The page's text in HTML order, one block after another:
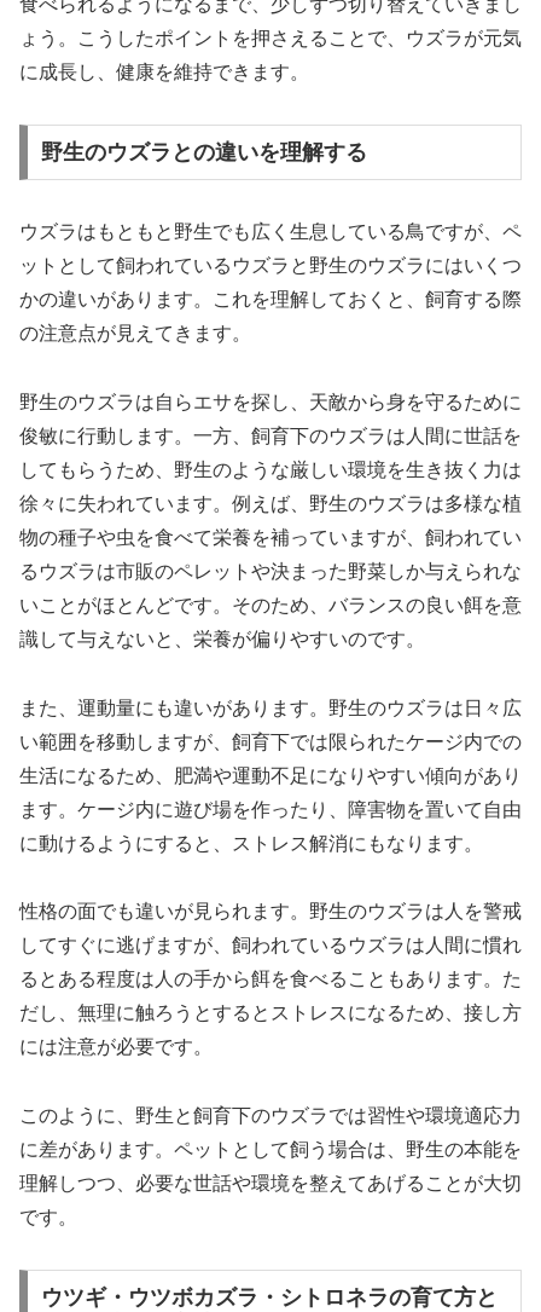
食べられるようになるまで、少しずつ切り替えていきまし
ょう。こうしたポイントを押さえることで、ウズラが元気
に成長し、健康を維持できます。
野生のウズラとの違いを理解する
ウズラはもともと野生でも広く生息している鳥ですが、ペ
ットとして飼われているウズラと野生のウズラにはいくつ
かの違いがあります。これを理解しておくと、飼育する際
の注意点が見えてきます。
野生のウズラは自らエサを探し、天敵から身を守るために
俊敏に行動します。一方、飼育下のウズラは人間に世話を
してもらうため、野生のような厳しい環境を生き抜く力は
徐々に失われています。例えば、野生のウズラは多様な植
物の種子や虫を食べて栄養を補っていますが、飼われてい
るウズラは市販のペレットや決まった野菜しか与えられな
いことがほとんどです。そのため、バランスの良い餌を意
識して与えないと、栄養が偏りやすいのです。
また、運動量にも違いがあります。野生のウズラは日々広
い範囲を移動しますが、飼育下では限られたケージ内での
生活になるため、肥満や運動不足になりやすい傾向があり
ます。ケージ内に遊び場を作ったり、障害物を置いて自由
に動けるようにすると、ストレス解消にもなります。
性格の面でも違いが見られます。野生のウズラは人を警戒
してすぐに逃げますが、飼われているウズラは人間に慣れ
るとある程度は人の手から餌を食べることもあります。た
だし、無理に触ろうとするとストレスになるため、接し方
には注意が必要です。
このように、野生と飼育下のウズラでは習性や環境適応力
に差があります。ペットとして飼う場合は、野生の本能を
理解しつつ、必要な世話や環境を整えてあげることが大切
です。
ウツギ・ウツボカズラ・シトロネラの育て方と